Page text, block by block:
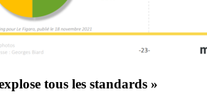
tous les standards »